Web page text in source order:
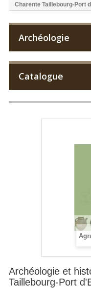
Charente Taillebourg-Port
Archéologie
Catalogue
Archéologie et
Taillebourg-Port